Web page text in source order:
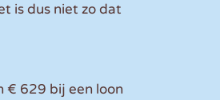
is dus niet zo dat
€ 629 bij een loon